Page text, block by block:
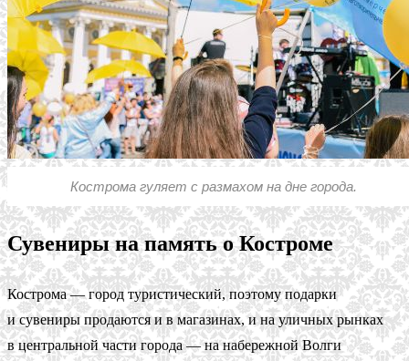
Кострома гуляет с размахом на дне города.
Сувениры на память о Костроме
Кострома — город туристический, поэтому подарки
и сувениры продаются и в магазинах, и на уличных рынках
в центральной части города — на набережной Волги